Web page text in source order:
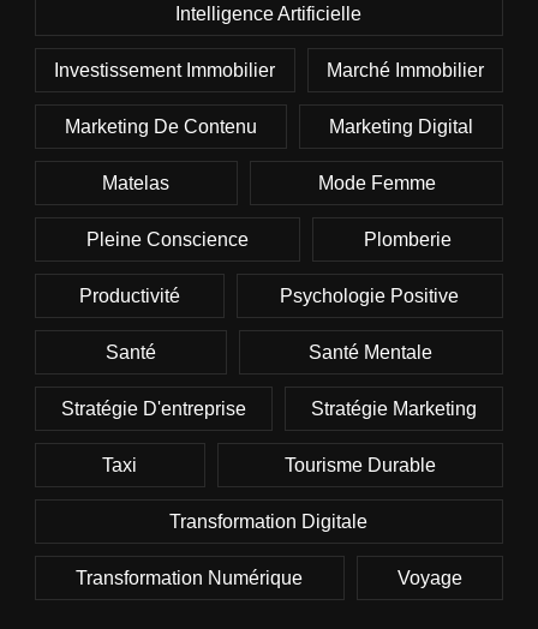
Intelligence Artificielle
Investissement Immobilier Marché Immobilier
Marketing De Contenu Marketing Digital
Matelas Mode Femme
Pleine Conscience Plomberie
Productivité Psychologie Positive
Santé Santé Mentale
Stratégie D'entreprise Stratégie Marketing
Taxi Tourisme Durable
Transformation Digitale
Transformation Numérique Voyage